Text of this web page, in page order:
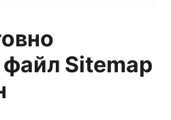
файл Sitemap